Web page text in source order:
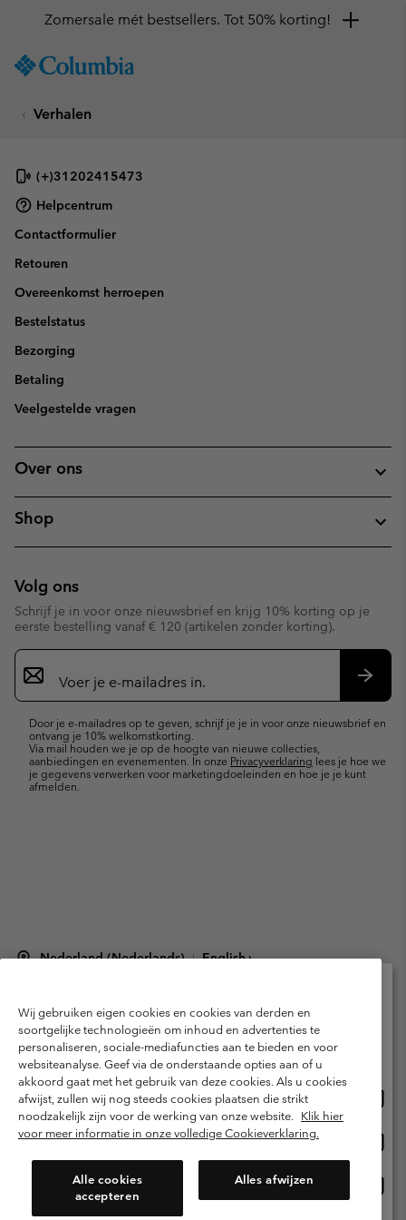
TO
SKIP
NAV
SKIP
SEARCH
Zomersale mét bestsellers. Tot 50% korting!
Verhalen
(+)31202415473
Helpcentrum
Contactformulier
Retouren
Overeenkomst herroepen
Bestelstatus
Bezorging
Betaling
Veelgestelde vragen
Over ons
Shop
Volg ons
Schrijf je in voor onze nieuwsbrief en krijg 10% korting op je
eerste bestelling vanaf € 120 (artikelen zonder korting).
Aanmelden
voor
e-
Door je e-mailadres op te geven, schrijf je je in voor onze nieuwsbrief en
ontvang je 10% welkomstkorting.
Via mail houden we je op de hoogte van nieuwe collecties,
aanbiedingen en evenementen. In onze Privacyverklaring lees je hoe we
je gegevens verwerken voor marketingdoeleinden en hoe je je kunt
afmelden.
Nederland (Nederlands) | English ›
Gebruiksvoorwaarden
Verkoopvoorwaarden
Garantie
Privacybeleid
Gebruiksvoorwaarden voor lidmaatschap
Voorwaarden voor door gebruikers gegenereerde inhoud
Impressum
Cookies
Public CBCR
Wij gebruiken eigen cookies en cookies van derden en
soortgelijke technologieën om inhoud en advertenties te
personaliseren, sociale-mediafuncties aan te bieden en voor
websiteanalyse. Geef via de onderstaande opties aan of u
akkoord gaat met het gebruik van deze cookies. Als u cookies
afwijst, zullen wij nog steeds cookies plaatsen die strikt
noodzakelijk zijn voor de werking van onze website. Klik hier
voor meer informatie in onze volledige Cookieverklaring.
Alle cookies
accepteren
Alles afwijzen
Selecteer je verzendlocatie en taal
Online shoppen beschikbaar
United States
Netherlands-English
Netherlands-Dutch